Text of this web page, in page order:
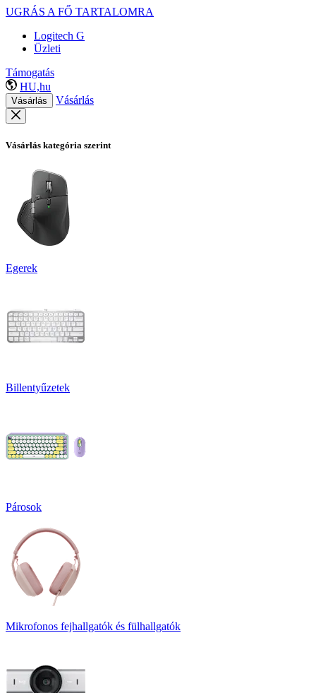
UGRÁS A FŐ TARTALOMRA
Logitech G
Üzleti
Támogatás
HU,hu
Vásárlás Vásárlás
Vásárlás kategória szerint
Egerek
Billentyűzetek
Párosok
Mikrofonos fejhallgatók és fülhallgatók